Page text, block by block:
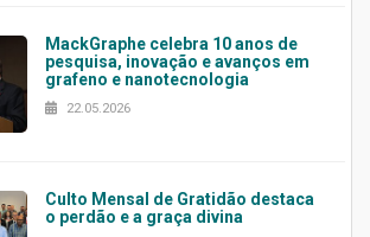
MackGraphe celebra 10 anos de
pesquisa, inovação e avanços em
grafeno e nanotecnologia
22.05.2026
Culto Mensal de Gratidão destaca
o perdão e a graça divina